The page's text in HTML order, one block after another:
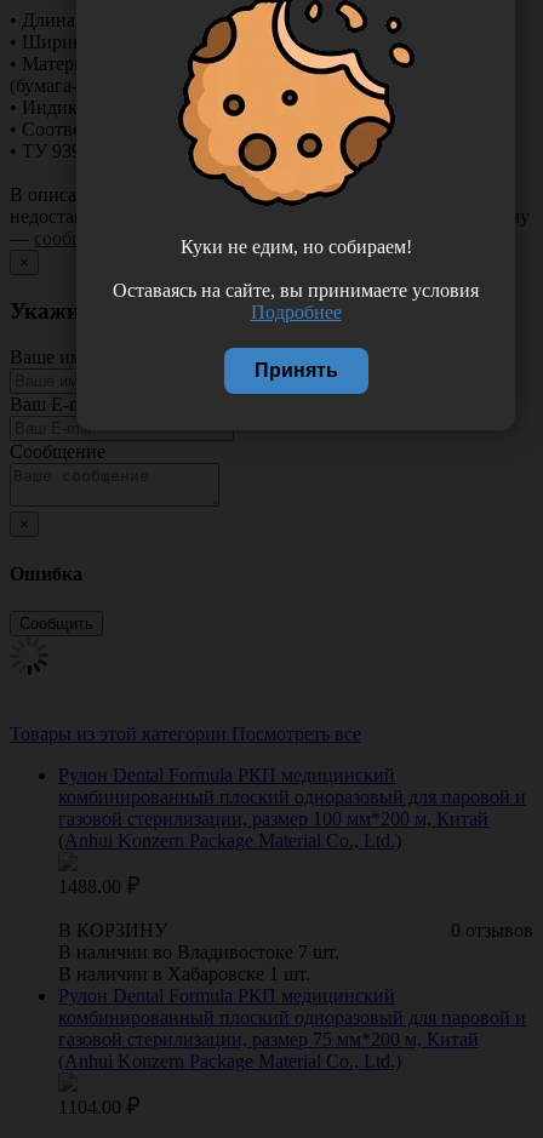
• Длина — 200 м
• Ширина — 50/75/100/150/200/250/300 мм
• Материал — плоский рукавный материал
(бумага-пленка)
• Индикаторы 1 класса — ЭО, ФОРМ, ПАР, РАД
• Соответствует ГОСТ Р ISO11140-1-2009,
• ТУ 9398-083-11764404-2011
В описании товара могут иметь место неточности или
недостающая информация. Если вы заметили такую проблему
— сообщите нам
×
Укажите неточность в описании товара
Ваше имя
Ваш E-mail
Сообщение
×
Ошибка
Товары из этой категории Посмотреть все
Рулон Dental Formula РКП медицинский
комбинированный плоский одноразовый для паровой и
газовой стерилизации, размер 100 мм*200 м, Китай
(Anhui Konzern Package Material Co., Ltd.)
1488.00
0 отзывов
В КОРЗИНУ
В наличии во Владивостоке 7 шт.
В наличии в Хабаровске 1 шт.
Рулон Dental Formula РКП медицинский
комбинированный плоский одноразовый для паровой и
газовой стерилизации, размер 75 мм*200 м, Китай
(Anhui Konzern Package Material Co., Ltd.)
1104.00
Куки не едим, но собираем!
Оставаясь на сайте, вы принимаете условия
Подробнее
Принять